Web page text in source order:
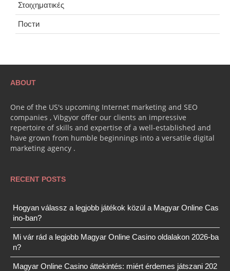
Στοιχηματικές
Пости
ABOUT
One of the US's upcoming Internet marketing and SEO
companies , Vibgyor offer our clients an impressive
repertoire of skills and expertise of a well-established and
have grown from humble beginnings into a versatile digital
marketing agency .
RECENT POSTS
Hogyan válassz a legjobb játékok közül a Magyar Online Cas
ino-ban?
Mi vár rád a legjobb Magyar Online Casino oldalakon 2026-ba
n?
Magyar Online Casino áttekintés: miért érdemes játszani 202